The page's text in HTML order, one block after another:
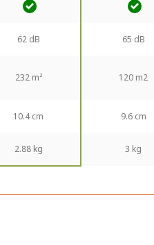
62 dB 65 dB
232 m² 120 m2
10.4 cm 9.6 cm
2.88 kg 3 kg